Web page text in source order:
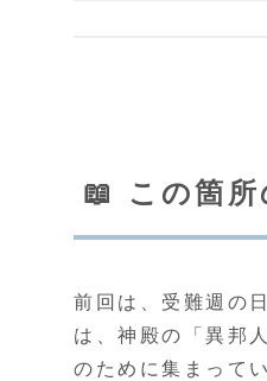
📖 この箇
前回は、受難週の
は、神殿の「異邦
のために集まって